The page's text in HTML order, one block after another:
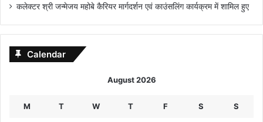
कलेक्टर श्री जन्मेजय महोबे कैरियर मार्गदर्शन एवं काउंसलिंग कार्यक्रम में शामिल हुए
Calendar
August 2026
M T W T F S S